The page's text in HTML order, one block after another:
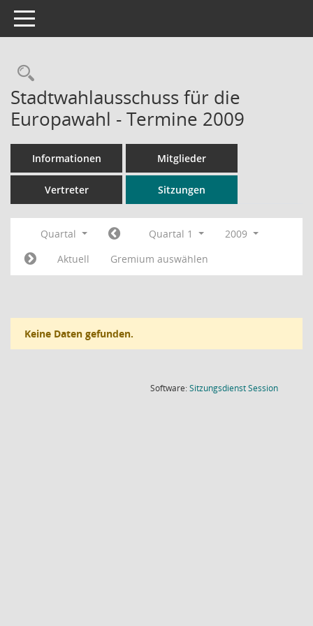
Toggle navigation
Rechercheauswahl
Stadtwahlausschuss für die
Europawahl - Termine 2009
Informationen Mitglieder
Vertreter Sitzungen
Quartal Quartal 1
2009
Aktuell
Gremium auswählen
Keine Daten gefunden.
Software:SitzungsdienstSession(Wird in